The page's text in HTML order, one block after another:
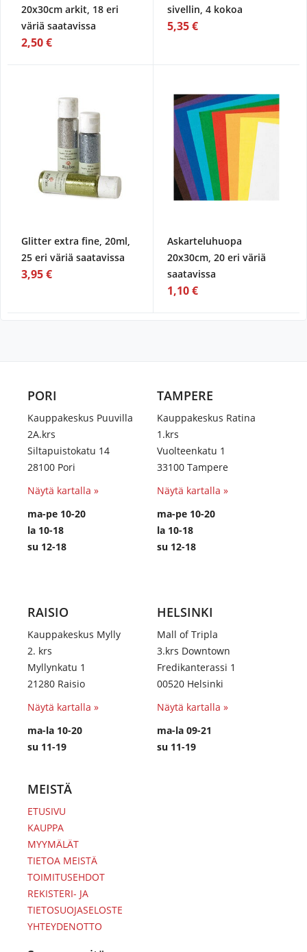
20x30cm arkit, 18 eri
väriä saatavissa
2,50 €
sivellin, 4 kokoa
5,35 €
Glitter extra fine, 20ml,
25 eri väriä saatavissa
3,95 €
Askarteluhuopa
20x30cm, 20 eri väriä
saatavissa
1,10 €
PORI
Kauppakeskus Puuvilla
2A.krs
Siltapuistokatu 14
28100 Pori
Näytä kartalla »
ma-pe 10-20
la 10-18
su 12-18
TAMPERE
Kauppakeskus Ratina
1.krs
Vuolteenkatu 1
33100 Tampere
Näytä kartalla »
ma-pe 10-20
la 10-18
su 12-18
RAISIO
Kauppakeskus Mylly
2. krs
Myllynkatu 1
21280 Raisio
Näytä kartalla »
ma-la 10-20
su 11-19
HELSINKI
Mall of Tripla
3.krs Downtown
Fredikanterassi 1
00520 Helsinki
Näytä kartalla »
ma-la 09-21
su 11-19
MEISTÄ
ETUSIVU
KAUPPA
MYYMÄLÄT
TIETOA MEISTÄ
TOIMITUSEHDOT
REKISTERI- JA
TIETOSUOJASELOSTE
YHTEYDENOTTO